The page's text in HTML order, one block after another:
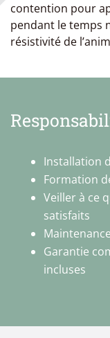
contention pour
pendant le temps
résistivité de
Installation
Formation
Veiller à ce
satisfaits
Garantie
incluses